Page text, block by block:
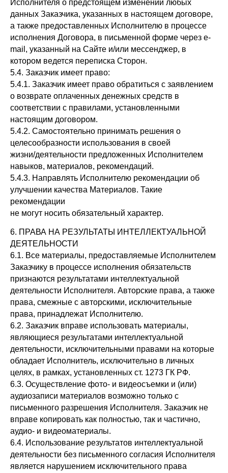
Исполнителя о предстоящем изменении любых
данных Заказчика, указанных в настоящем договоре,
а также предоставленных Исполнителю в процессе
исполнения Договора, в письменной форме через e-
mail, указанный на Сайте и/или мессенджер, в
котором ведется переписка Сторон.
5.4. Заказчик имеет право:
5.4.1. Заказчик имеет право обратиться с заявлением
о возврате оплаченных денежных средств в
соответствии с правилами, установленными
настоящим договором.
5.4.2. Самостоятельно принимать решения о
целесообразности использования в своей
жизни/деятельности предложенных Исполнителем
навыков, материалов, рекомендаций.
5.4.3. Направлять Исполнителю рекомендации об
улучшении качества Материалов. Такие
рекомендации
не могут носить обязательный характер.
6. ПРАВА НА РЕЗУЛЬТАТЫ ИНТЕЛЛЕКТУАЛЬНОЙ
ДЕЯТЕЛЬНОСТИ
6.1. Все материалы, предоставляемые Исполнителем
Заказчику в процессе исполнения обязательств
признаются результатами интеллектуальной
деятельности Исполнителя. Авторские права, а также
права, смежные с авторскими, исключительные
права, принадлежат Исполнителю.
6.2. Заказчик вправе использовать материалы,
являющиеся результатами интеллектуальной
деятельности, исключительными правами на которые
обладает Исполнитель, исключительно в личных
целях, в рамках, установленных ст. 1273 ГК РФ.
6.3. Осуществление фото- и видеосъемки и (или)
аудиозаписи материалов возможно только с
письменного разрешения Исполнителя. Заказчик не
вправе копировать как полностью, так и частично,
аудио- и видеоматериалы.
6.4. Использование результатов интеллектуальной
деятельности без письменного согласия Исполнителя
является нарушением исключительного права